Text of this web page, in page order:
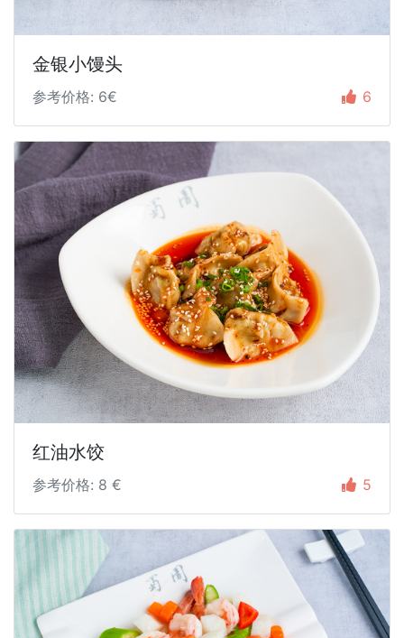
金银小馒头
参考价格: 6€ 6
红油水饺
参考价格: 8 € 5